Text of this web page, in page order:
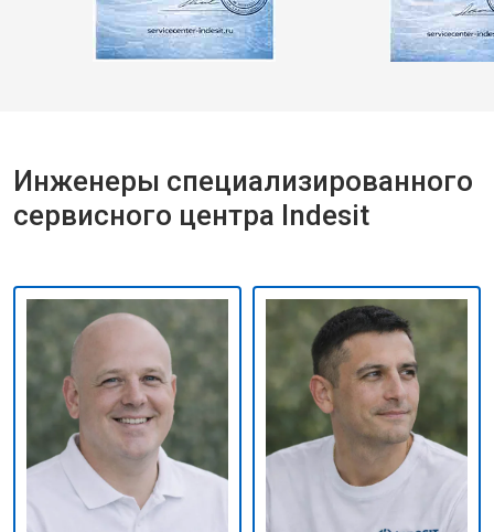
Инженеры специализированного
сервисного центра Indesit